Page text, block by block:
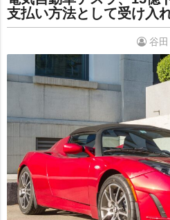
支払い方法として受け入
谷田